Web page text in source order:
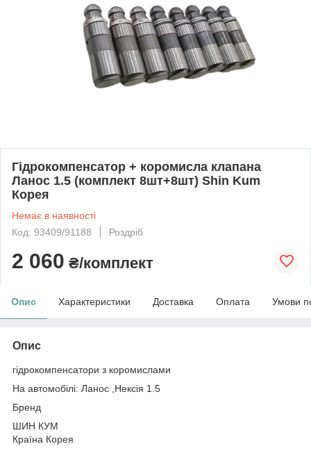
Гідрокомпенсатор + коромисла клапана
Ланос 1.5 (комплект 8шт+8шт) Shin Kum
Корея
Немає в наявності
Код: 93409/91188
Роздріб
2 060 ₴/комплект
Опис Характеристики Доставка Оплата Умови
Опис
гідрокомпенсатори з коромислами
На автомобілі: Ланос ,Нексія 1.5
Бренд
ШИН КУМ
Країна Корея